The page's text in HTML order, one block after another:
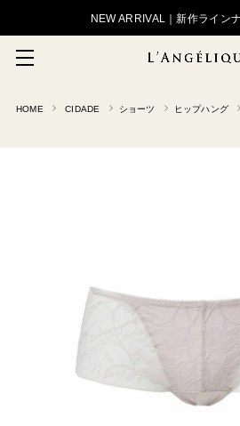
NEW ARRIVAL｜新作ライン
HOME CIDADE ショーツ ヒップハング